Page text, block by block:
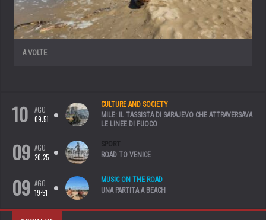
A VOLTE
10
AGO
09:51
CULTURE AND SOCIETY
MILE: IL TASSISTA DI SARAJEVO CHE ATTRAVERSAVA
LE LINEE DI FUOCO
09 AGO
20:25
SPORT
ROAD TO VENICE
09 AGO
19:51
MUSIC ON THE ROAD
UNA PARTITA A BEACH